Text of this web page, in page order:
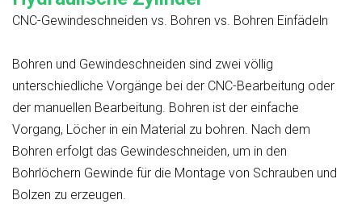
CNC-Gewindeschneiden vs. Bohren vs. Bohren Einfädeln
Bohren und Gewindeschneiden sind zwei völlig
unterschiedliche Vorgänge bei der CNC-Bearbeitung oder
der manuellen Bearbeitung. Bohren ist der einfache
Vorgang, Löcher in ein Material zu bohren. Nach dem
Bohren erfolgt das Gewindeschneiden, um in den
Bohrlöchern Gewinde für die Montage von Schrauben und
Bolzen zu erzeugen.